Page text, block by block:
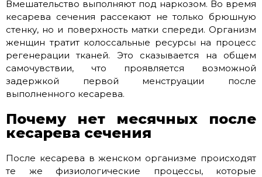
Вмешательство выполняют под наркозом. Во время
кесарева сечения рассекают не только брюшную
стенку, но и поверхность матки спереди. Организм
женщин тратит колоссальные ресурсы на процесс
регенерации тканей. Это сказывается на общем
самочувствии, что проявляется возможной
задержкой первой менструации после
выполненного кесарева.
Почему нет месячных после
кесарева сечения
После кесарева в женском организме происходят
те же физиологические процессы, которые